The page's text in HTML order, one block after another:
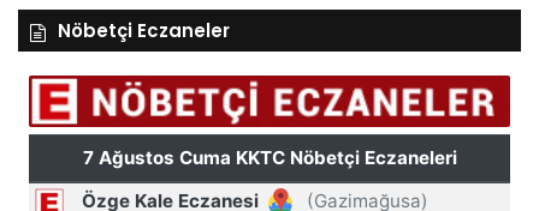
Nöbetçi Eczaneler